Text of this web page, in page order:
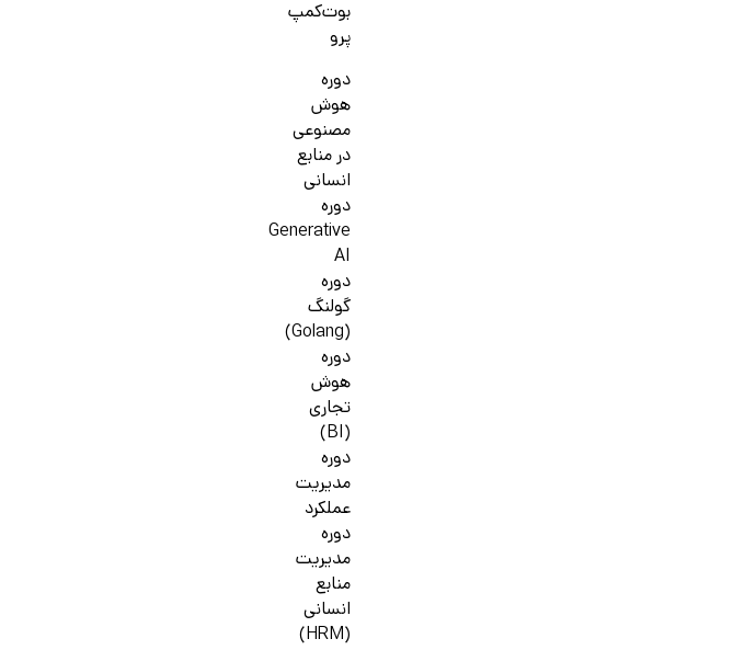
بوت‌کمپ
پرو
دوره
هوش
مصنوعی
در منابع
انسانی
دوره
Generative
AI
دوره
گولنگ
(Golang)
دوره
هوش
تجاری
(BI)
دوره
مدیریت
عملکرد
دوره
مدیریت
منابع
انسانی
(HRM)